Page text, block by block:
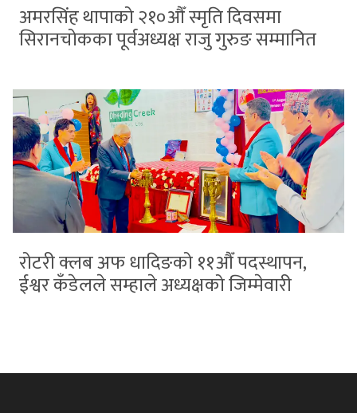
अमरसिंह थापाको २१०औँ स्मृति दिवसमा
सिरानचोकका पूर्वअध्यक्ष राजु गुरुङ सम्मानित
रोटरी क्लब अफ धादिङको ११औँ पदस्थापन,
ईश्वर कँडेलले सम्हाले अध्यक्षको जिम्मेवारी